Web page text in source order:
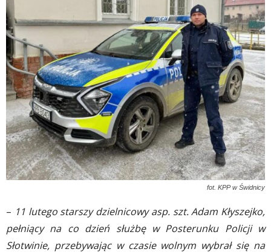
fot. KPP w Świdnicy
– 11 lutego starszy dzielnicowy asp. szt. Adam Kłyszejko,
pełniący na co dzień służbę w Posterunku Policji w
Słotwinie, przebywając w czasie wolnym wybrał się na